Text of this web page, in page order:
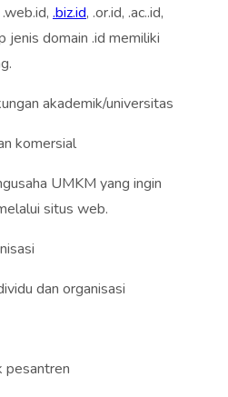
.web.id, .biz.id, .or.id, .ac..id,
jenis domain .id memiliki
akademik/universitas
komersial
UMKM yang ingin
situs web.
dan organisasi
pesantren